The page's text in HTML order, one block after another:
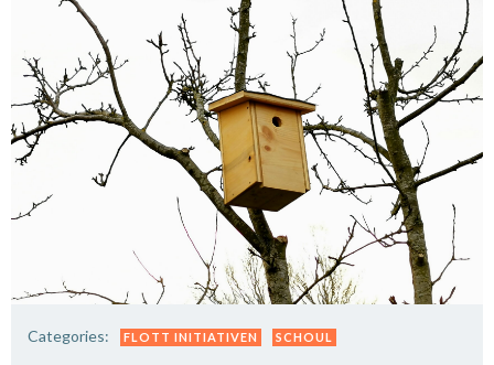
Categories: FLOTT INITIATIVEN SCHOUL